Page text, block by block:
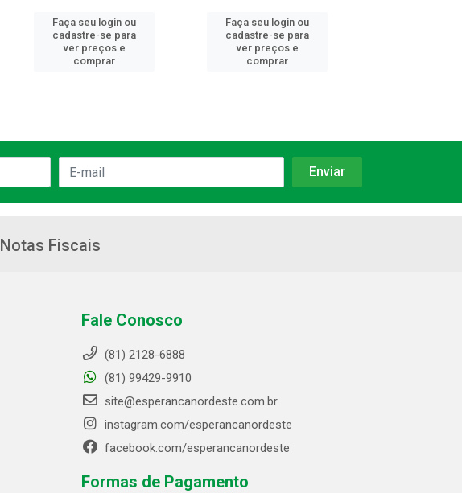
Faça seu login ou
cadastre-se para
ver preços e
comprar
Faça seu login ou
cadastre-se para
ver preços e
comprar
Notas Fiscais
Fale Conosco
(81) 2128-6888
(81) 99429-9910
site@esperancanordeste.com.br
instagram.com/esperancanordeste
facebook.com/esperancanordeste
Formas de Pagamento